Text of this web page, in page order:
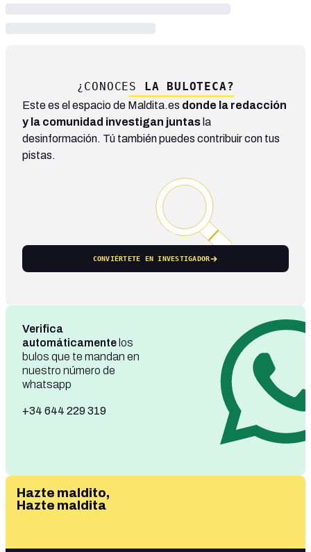
¿CONOCES LA BULOTECA?
Este es el espacio de Maldita.es donde la redacción
y la comunidad investigan juntas la
desinformación. Tú también puedes contribuir con tus
pistas.
CONVIÉRTETE EN INVESTIGADOR
Verifica
automáticamente los
bulos que te mandan en
nuestro número de
whatsapp
+34 644 229 319
Hazte maldito,
Hazte maldita